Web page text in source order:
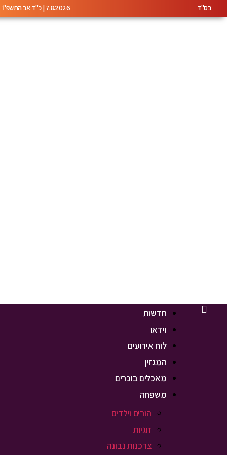
בס"ד 7.8.2026 | כ"ד אב התשפ"ו
חדשות
וידאו
לוח אירועים
המגזין
מאכלים בוכרים
משפחה
הורים וילדים
זוגיות
צרכנות נבונה